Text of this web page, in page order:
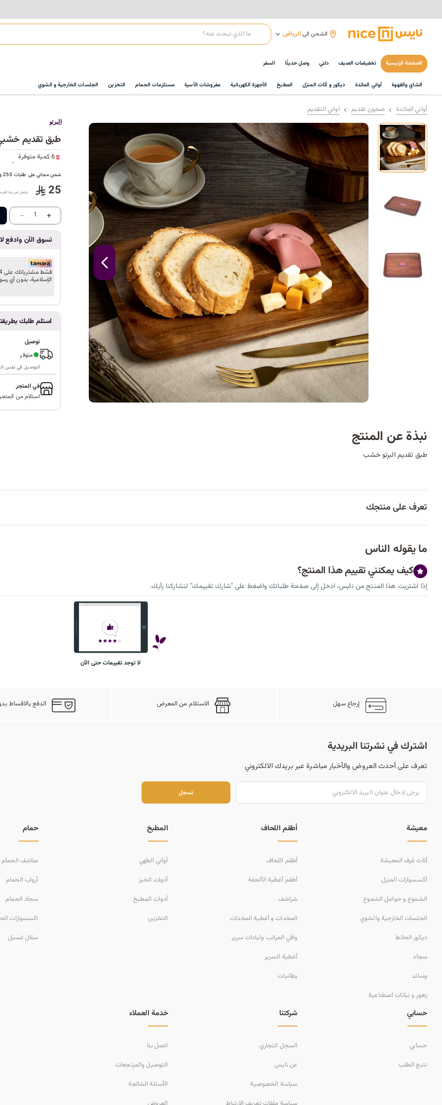
الشحن الىالرياض
الصفحة الرئيسية تخفيضات الصيف دلتي وصل حديثًا السفر
الشاي والقهوة أواني المائدة ديكور و أثاث المنزل المطبخ الأجهزة الكهربائية مفروشات الأسرة مستلزمات الحمام التخزين الجلسات الخارجية و الشوي
أواني المائدة صحون تقديم اواني التقديم
نبذة عن المنتج
طبق تقديم البرتو خشب
البرتو
طبق تقديم
6 كمية متوفرة
6 كمية متوفرة
8 مشاهدة مؤخراً
شحن مجاني على طلبات 250
25 شامل ضريبة
- 1 +
تسوق الآن وادفع
الإسلامية، بدون أي
استلم طلبك
توصيل
●متوفر
التوصيل في نفس
في المتجر
استلام من المتجر
تعرف على منتجك
ما يقوله الناس
كيف يمكنني تقييم هذا المنتج؟
إذا اشتريت هذا المنتج من نايس، ادخل إلى صفحة طلباتك واضغط على "شارك تقييمك" لتشاركنا رأيك.
لا توجد تقييمات حتى الآن
إرجاع سهل الاستلام من المعرض الدفع بالاقساط
اشترك في نشرتنا البريدية
تعرف على أحدث العروض والأخبار مباشرة عبر بريدك الالكتروني
تسجل
تسجل معيشة
أثاث غرف المعيشة
أكسسوارات المنزل
الشموع و حوامل الشموع
الجلسات الخارجية والشوي
ديكور الحائط
سجاد
وسائد
زهور و نباتات اصطناعية
أطقم اللحاف
أطقم اللحاف
أطقم أغطية الألحفة
شراشف
المخدات و أغطية المخدات
واقي المراتب ولبادات سرير
أغطية السرير
بطانيات
المطبخ
أواني الطهي
أدوات الخبز
أدوات المطبخ
التخزين
حمام
مناشف الحمام
أرواب الحمام
سجاد الحمام
اكسسوارات
سلال غسيل
حسابي
حسابي
تتبع الطلب
شركتنا
السجل التجاري
عن نايس
سياسة الخصوصية
خدمة العملاء
اتصل بنا
التوصيل والمرتجعات
الأسئلة الشائعة